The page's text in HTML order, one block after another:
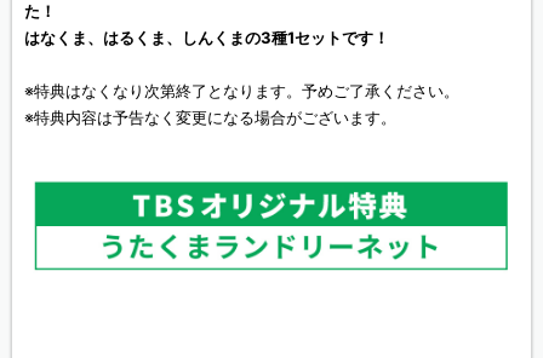
た！
はなくま、はるくま、しんくまの3種1セットです！
※特典はなくなり次第終了となります。予めご了承ください。
※特典内容は予告なく変更になる場合がございます。